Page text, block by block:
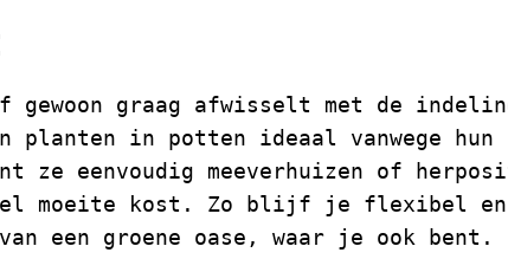
graag afwisselt met de
in potten ideaal vanwege hun
ze eenvoudig meeverhuizen of
moeite kost. Zo blijf je flexibel
een groene oase, waar je ook bent.